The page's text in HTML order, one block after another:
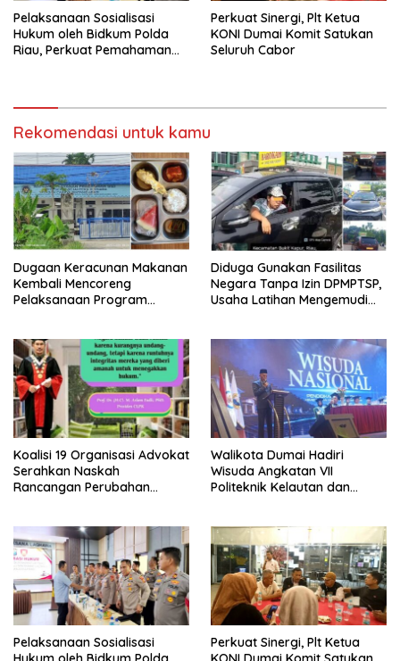
Pelaksanaan Sosialisasi
Hukum oleh Bidkum Polda
Riau, Perkuat Pemahaman
Perkuat Sinergi, Plt Ketua
KONI Dumai Komit Satukan
Seluruh Cabor
Rekomendasi untuk kamu
Dugaan Keracunan Makanan
Kembali Mencoreng
Pelaksanaan Program
Bersama Kota Dumai
Diduga Gunakan Fasilitas
Negara Tanpa Izin DPMPTSP,
Usaha Latihan Mengemudi
Koalisi 19 Organisasi Advokat
Serahkan Naskah
Rancangan Perubahan
RI
Walikota Dumai Hadiri
Wisuda Angkatan VII
Politeknik Kelautan dan
Pelaksanaan Sosialisasi
Perkuat Sinergi, Plt Ketua